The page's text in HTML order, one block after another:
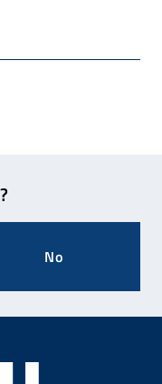
- Apertura in
in nuova finestra
di posta
scelta meno
No